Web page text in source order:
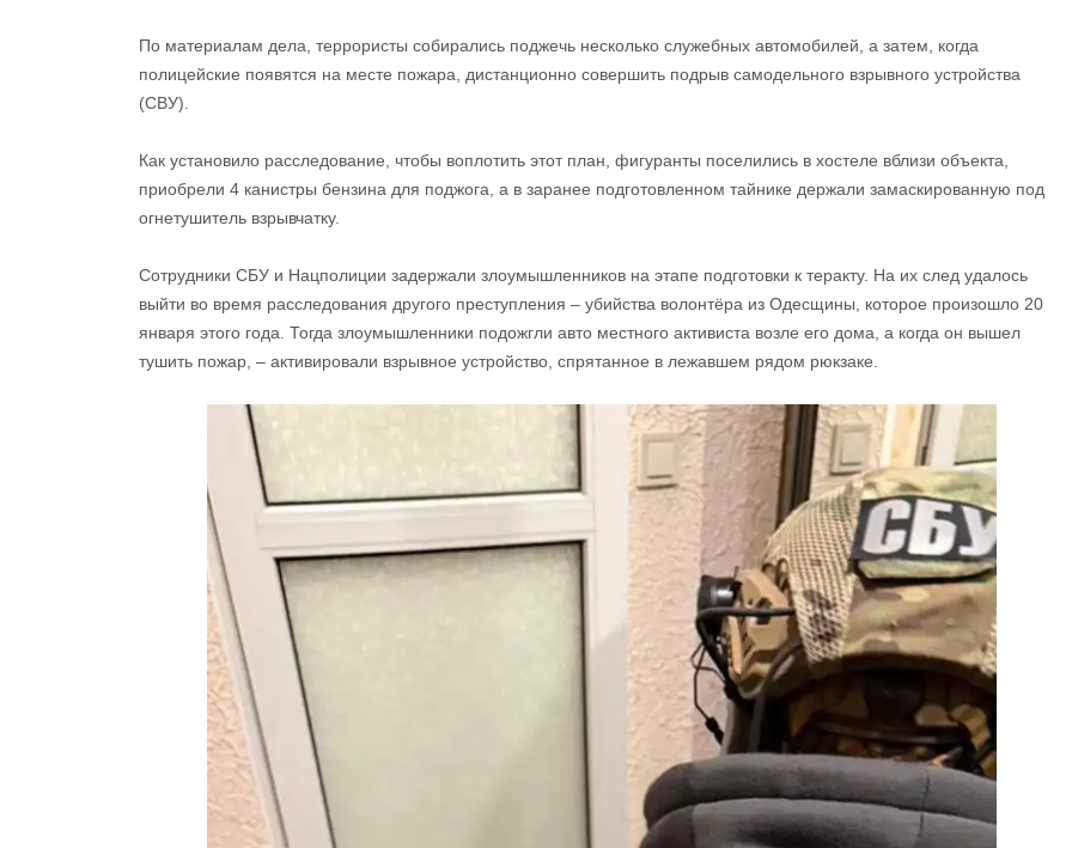
По материалам дела, террористы собирались поджечь несколько служебных автомобилей, а затем, когда
полицейские появятся на месте пожара, дистанционно совершить подрыв самодельного взрывного устройства
(СВУ).
Как установило расследование, чтобы воплотить этот план, фигуранты поселились в хостеле вблизи объекта,
приобрели 4 канистры бензина для поджога, а в заранее подготовленном тайнике держали замаскированную под
огнетушитель взрывчатку.
Сотрудники СБУ и Нацполиции задержали злоумышленников на этапе подготовки к теракту. На их след удалось
выйти во время расследования другого преступления – убийства волонтёра из Одесщины, которое произошло 20
января этого года. Тогда злоумышленники подожгли авто местного активиста возле его дома, а когда он вышел
тушить пожар, – активировали взрывное устройство, спрятанное в лежавшем рядом рюкзаке.